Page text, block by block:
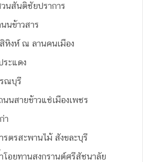
นสันติชัยปราการ
นข้าวสาร
หิงห์ ณ ลานคนเมือง
ระแดง
ณบุรี
นสายข้าวแช่เมืองเพชร
า
รตรสะพานไม้ สังขละบุรี
โอยทานสงกรานต์ศรีสัชนาลัย